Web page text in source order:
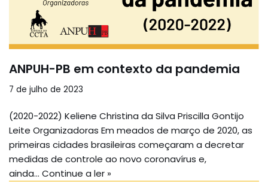
ANPUH-PB em contexto da pandemia
7 de julho de 2023
(2020-2022) Keliene Christina da Silva Priscilla Gontijo
Leite Organizadoras Em meados de março de 2020, as
primeiras cidades brasileiras começaram a decretar
medidas de controle ao novo coronavírus e,
ainda… Continue a ler »